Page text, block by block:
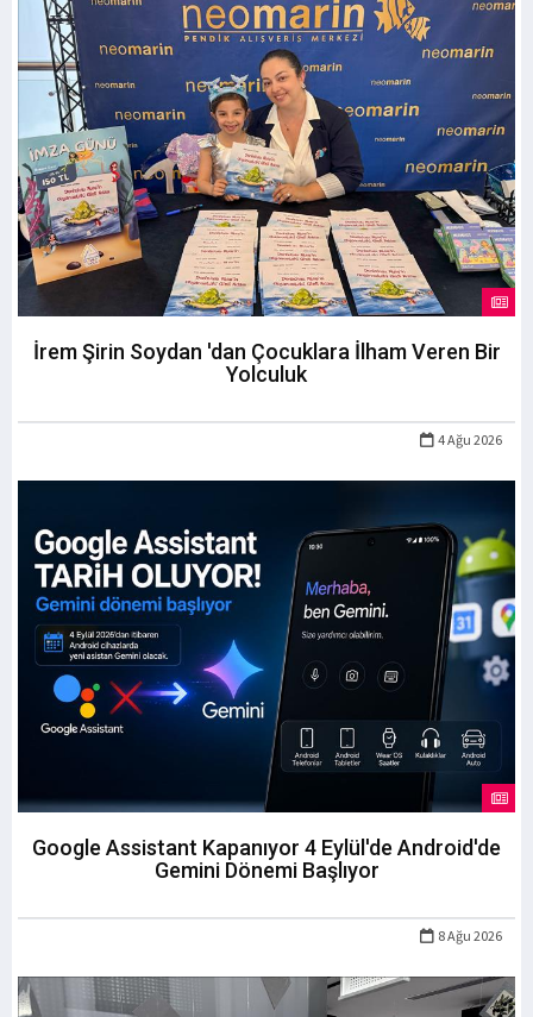
İrem Şirin Soydan 'dan Çocuklara İlham Veren Bir
Yolculuk
4 Ağu 2026
Google Assistant Kapanıyor 4 Eylül'de Android'de
Gemini Dönemi Başlıyor
8 Ağu 2026